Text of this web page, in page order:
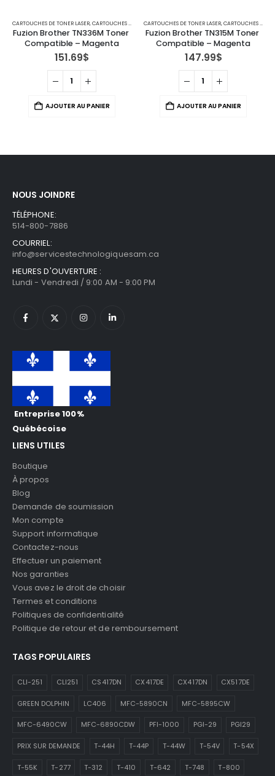
, IMPRIMANTES MFC
CARTOUCHES DE TONER LASER,CARTOUCHES POUR IMPRIMANTES BROTHER , IMPRIMANTES MFC
Fuzion Brother TN336M Toner
Compatible – Magenta
151.69$
AJOUTER AU PANIER
CARTOUCHES DE TONER LASER,CARTOUCHES POUR IMPRIMANTES BROTHER
Fuzion Brother TN315M Toner
Compatible – Magenta
147.99$
AJOUTER AU PANIER
NOUS JOINDRE
TÉLÉPHONE:
514-800-7886
COURRIEL:
info@servicestechnologiquesam.ca
HEURES D'OUVERTURE :
Lundi - Vendredi / 9:00 AM - 9:00 PM
Entreprise 100%
Québécoise
LIENS UTILES
Boutique
À propos
Blog
Demande de soumission
Mon compte
Support informatique
Contactez-nous
Effectuer un paiement
Nos garanties
Vous avez le droit de choisir
Termes et conditions
Politiques de confidentialité
Politique de retour et de remboursement
TAGS POPULAIRES
CLI-251 CLI251 CS417DN CX417DE CX417DN CX517DE
GREEN DOLPHIN LC406 MFC-5890CN MFC-5895CW
MFC-6490CW MFC-6890CDW PFI-1000 PGI-29 PGI29
PRIX SUR DEMANDE T-44H T-44P T-44W T-54V T-54X
T-55K T-277 T-312 T-410 T-642 T-748 T-800